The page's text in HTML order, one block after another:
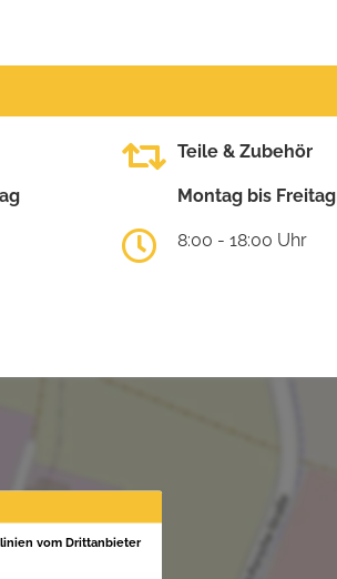
Teile & Zubehör
Montag bis Freitag
8:00 - 18:00 Uhr
vom Drittanbieter